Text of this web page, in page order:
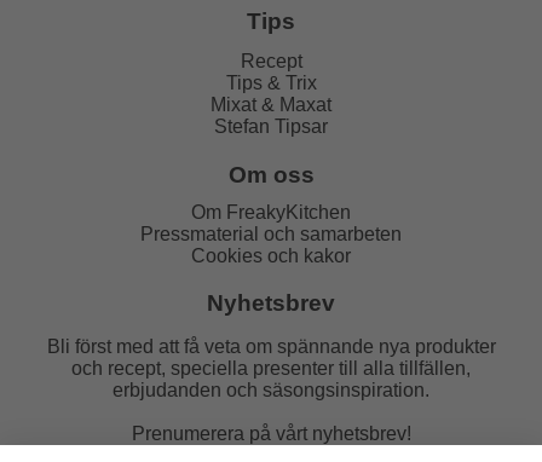
Tips
Recept
Tips & Trix
Mixat & Maxat
Stefan Tipsar
Om oss
Om FreakyKitchen
Pressmaterial och samarbeten
Cookies och kakor
Nyhetsbrev
Bli först med att få veta om spännande nya produkter
och recept, speciella presenter till alla tillfällen,
erbjudanden och säsongsinspiration.
Prenumerera på vårt nyhetsbrev!